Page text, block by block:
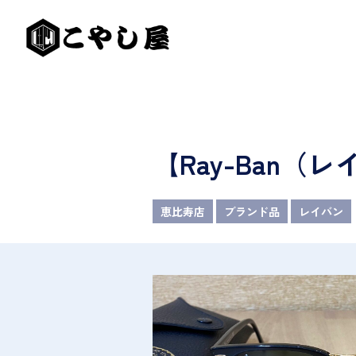
【Ray-Ban（
恵比寿店 ブランド品 レイバン